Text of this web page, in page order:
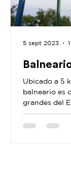
Ubicado a 5
balneario es
grandes del
aguas
5 sept 2023